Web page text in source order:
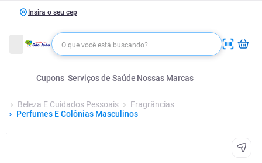
Insira o seu cep
Cupons Serviços de Saúde Nossas Marcas
Beleza E Cuidados Pessoais
Fragrâncias
Perfumes E Colônias Masculinos